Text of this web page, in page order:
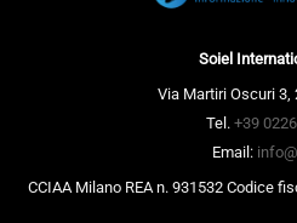
Soiel
Via Martiri Oscuri 3,
Tel. +39
Email:
CCIAA Milano REA n. 931532 Codice